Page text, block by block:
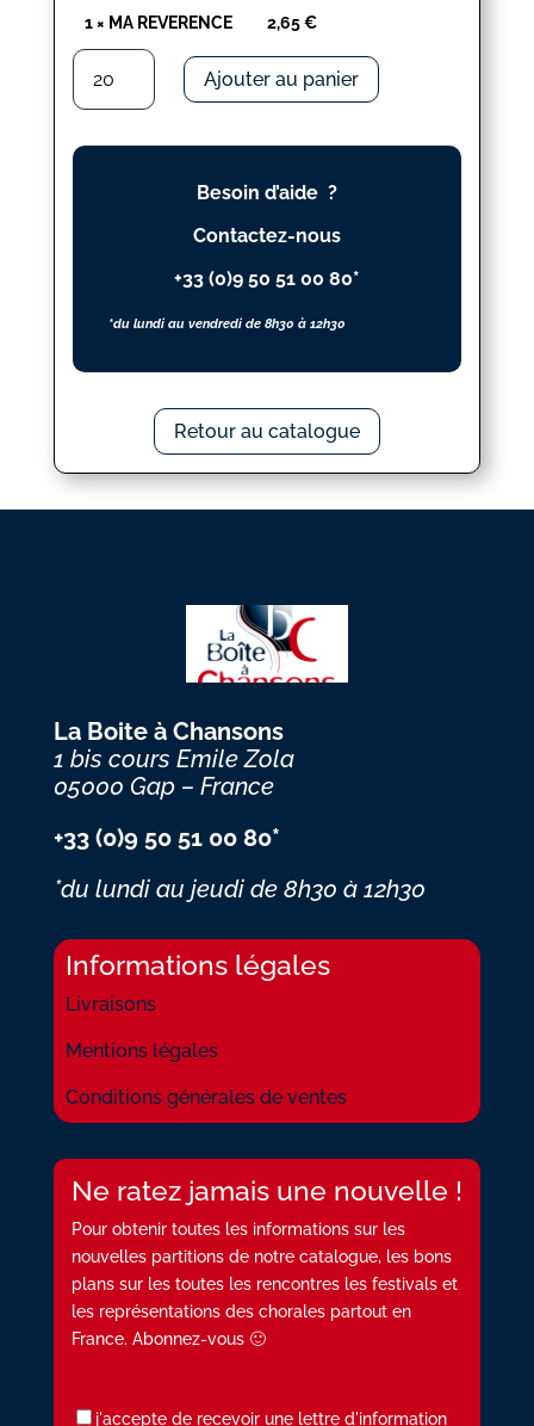
1× MA REVERENCE 2,65€
quantité
MA
REVERENCE
Ajouter au panier
Besoin d’aide ?
Contactez-nous
+33 (0)9 50 51 00 80*
*du lundi au vendredi de 8h30 à 12h30
Retour au catalogue
La Boite à Chansons
1 bis cours Emile Zola
05000 Gap – France
+33 (0)9 50 51 00 80*
*du lundi au jeudi de 8h30 à 12h30
Informations légales
Livraisons
Mentions légales
Conditions générales de ventes
Ne ratez jamais une nouvelle !
Pour obtenir toutes les informations sur les
nouvelles partitions de notre catalogue, les bons
plans sur les toutes les rencontres les festivals et
les représentations des chorales partout en
France. Abonnez-vous 🙂
j'accepte de recevoir une lettre d'information